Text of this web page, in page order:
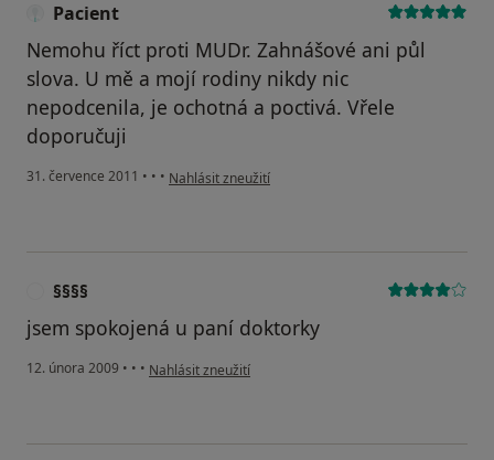
Pacient
Nemohu říct proti MUDr. Zahnášové ani půl
slova. U mě a mojí rodiny nikdy nic
nepodcenila, je ochotná a poctivá. Vřele
doporučuji
31. července 2011 • • • podle názoru uživatele Pacient
Nahlásit zneužití
§§§§
jsem spokojená u paní doktorky
12. února 2009 • • • podle názoru uživatele §§§§
Nahlásit zneužití